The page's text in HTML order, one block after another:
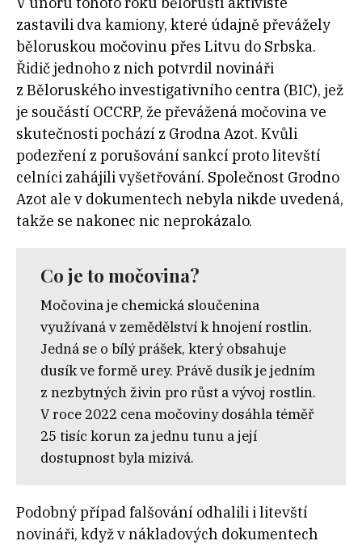
zastavili dva kamiony, které údajně převážely
běloruskou močovinu přes Litvu do Srbska.
Řidič jednoho z nich potvrdil novináři
z Běloruského investigativního centra (BIC), jež
je součástí OCCRP, že převážená močovina ve
skutečnosti pochází z Grodna Azot. Kvůli
podezření z porušování sankcí proto litevští
celníci zahájili vyšetřování. Společnost Grodno
Azot ale v dokumentech nebyla nikde uvedená,
takže se nakonec nic neprokázalo.
Co je to močovina?
Močovina je chemická sloučenina
využívaná v zemědělství k hnojení rostlin.
Jedná se o bílý prášek, který obsahuje
dusík ve formě urey. Právě dusík je jedním
z nezbytných živin pro růst a vývoj rostlin.
V roce 2022 cena močoviny dosáhla téměř
25 tisíc korun za jednu tunu a její
dostupnost byla mizivá.
Podobný případ falšování odhalili i litevští
novináři, když v nákladových dokumentech